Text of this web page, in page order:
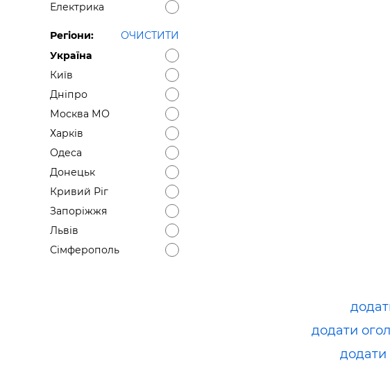
Електрика
Регіони:
ОЧИСТИТИ
Україна
Київ
Дніпро
Москва МО
Харків
Одеса
Донецьк
Кривий Ріг
Запоріжжя
Львів
Сімферополь
додати